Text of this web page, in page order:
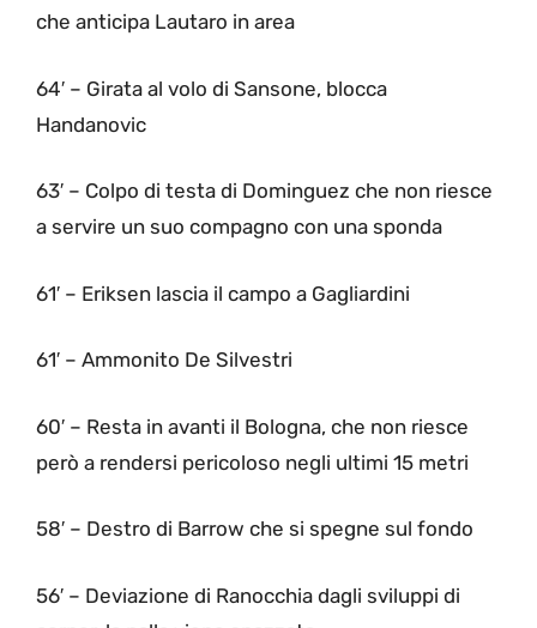
che anticipa Lautaro in area
64′ – Girata al volo di Sansone, blocca
Handanovic
63′ – Colpo di testa di Dominguez che non riesce
a servire un suo compagno con una sponda
61′ – Eriksen lascia il campo a Gagliardini
61′ – Ammonito De Silvestri
60′ – Resta in avanti il Bologna, che non riesce
però a rendersi pericoloso negli ultimi 15 metri
58′ – Destro di Barrow che si spegne sul fondo
56′ – Deviazione di Ranocchia dagli sviluppi di